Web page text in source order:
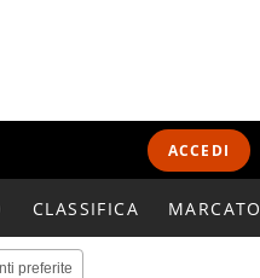
ACCEDI
CLASSIFICA
preferite